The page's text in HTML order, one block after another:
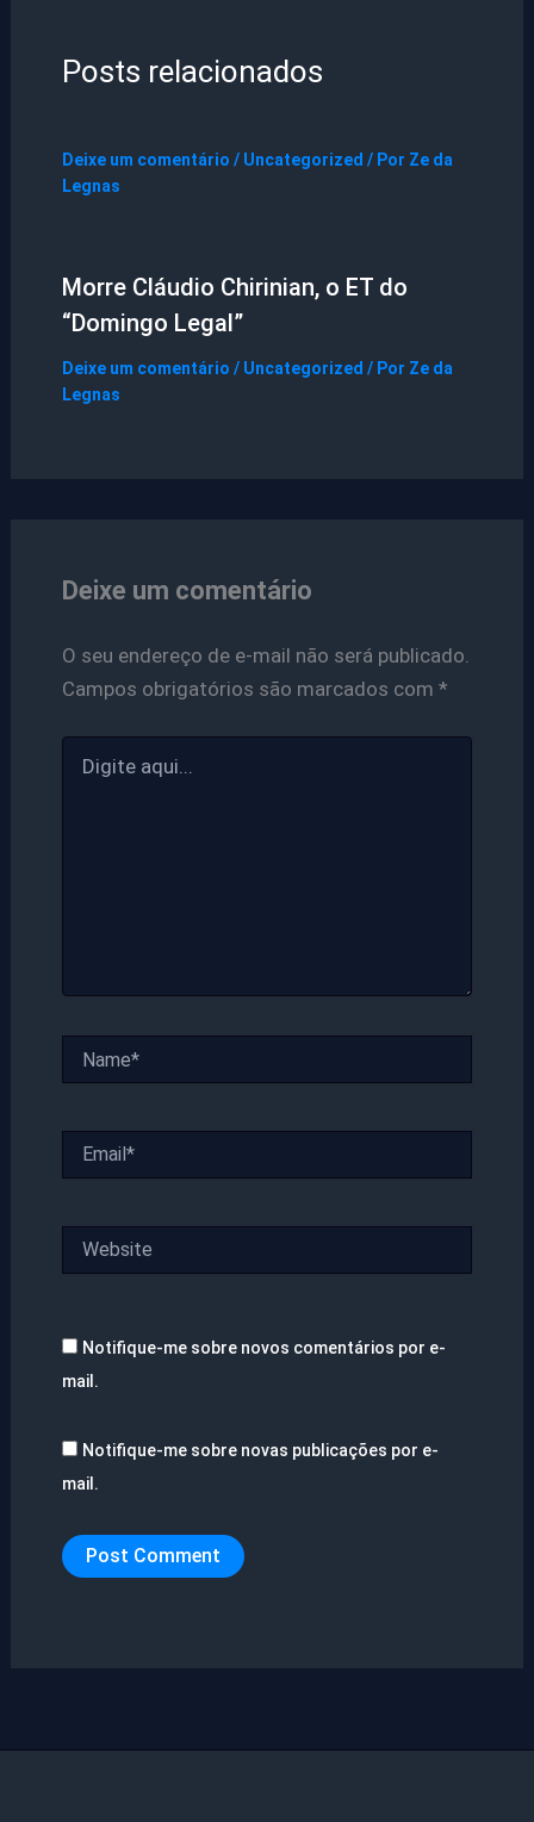
Posts relacionados
Deixe um comentário / Uncategorized / Por Ze da
Legnas
Morre Cláudio Chirinian, o ET do
“Domingo Legal”
Deixe um comentário / Uncategorized / Por Ze da
Legnas
Deixe um comentário
O seu endereço de e-mail não será publicado.
Campos obrigatórios são marcados com *
aqui...
Notifique-me sobre novos comentários por e-
mail.
Notifique-me sobre novas publicações por e-
mail.